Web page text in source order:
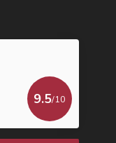
9.5/10